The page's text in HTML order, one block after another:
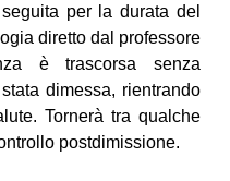
per la durata del
diretto dal professore
è trascorsa senza
dimessa, rientrando
Tornerà tra qualche
postdimissione.